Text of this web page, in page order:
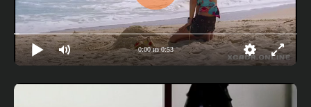
0:00 из 0:53